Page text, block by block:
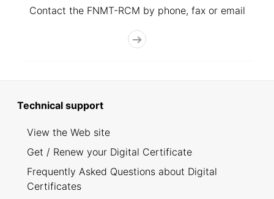
Contact the FNMT-RCM by phone, fax or email
Technical support
View the Web site
Get / Renew your Digital Certificate
Frequently Asked Questions about Digital
Certificates